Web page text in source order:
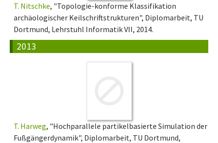
T. Nitschke, "Topologie-konforme Klassifikation
archäologischer Keilschriftstrukturen", Diplomarbeit, TU
Dortmund, Lehrstuhl Informatik VII, 2014.
2013
T. Harweg, "Hochparallele partikelbasierte Simulation der
Fußgängerdynamik", Diplomarbeit, TU Dortmund,